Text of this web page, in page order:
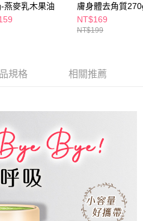
之「AFTEE先享後付」服務完成之交
資料，並將交易相關給付款項請求債
辦者引起之損失，本公司不負相關責
資訊註冊。若發現惡意使用之情形，
戶之使用額度並採取法律行動。
)免運費
燕麥乳木果油
膚身體去角質
NT$169
NT$199
規格 相關推薦